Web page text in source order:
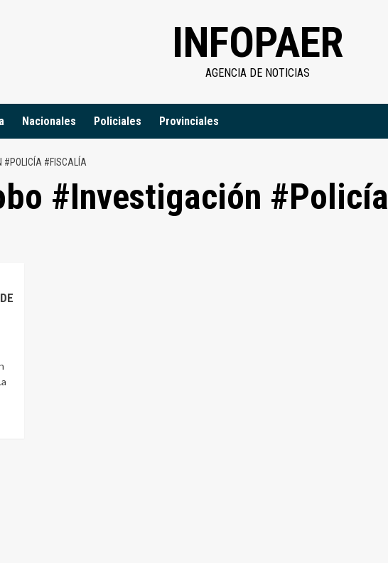
INFOPAER
AGENCIA DE NOTICIAS
Nacionales Policiales Provinciales
#POLICÍA #FISCALÍA
#Investigación #Policía